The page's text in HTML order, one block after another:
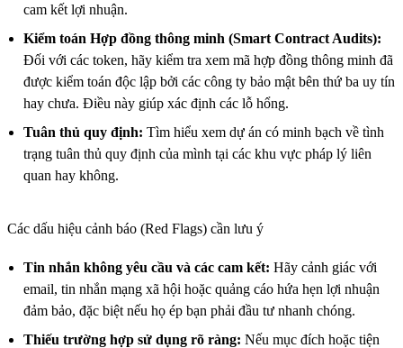
cam kết lợi nhuận.
Kiểm toán Hợp đồng thông minh (Smart Contract Audits):
Đối với các token, hãy kiểm tra xem mã hợp đồng thông minh đã
được kiểm toán độc lập bởi các công ty bảo mật bên thứ ba uy tín
hay chưa. Điều này giúp xác định các lỗ hổng.
Tuân thủ quy định: Tìm hiểu xem dự án có minh bạch về tình
trạng tuân thủ quy định của mình tại các khu vực pháp lý liên
quan hay không.
Các dấu hiệu cảnh báo (Red Flags) cần lưu ý
Tin nhắn không yêu cầu và các cam kết: Hãy cảnh giác với
email, tin nhắn mạng xã hội hoặc quảng cáo hứa hẹn lợi nhuận
đảm bảo, đặc biệt nếu họ ép bạn phải đầu tư nhanh chóng.
Thiếu trường hợp sử dụng rõ ràng: Nếu mục đích hoặc tiện